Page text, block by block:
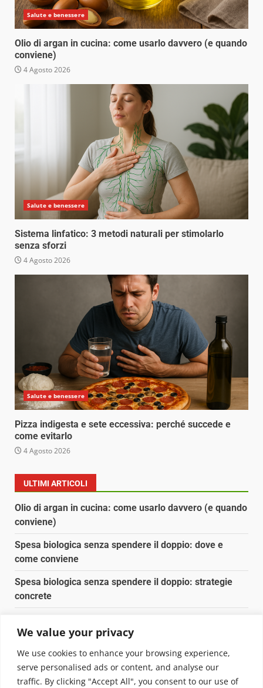
We value your privacy
We use cookies to enhance your browsing experience,
serve personalised ads or content, and analyse our
traffic. By clicking "Accept All", you consent to our use of
Salute e benessere
Olio di argan in cucina: come usarlo davvero (e quando
conviene)
4 Agosto 2026
Salute e benessere
Sistema linfatico: 3 metodi naturali per stimolarlo
senza sforzi
4 Agosto 2026
Salute e benessere
Pizza indigesta e sete eccessiva: perché succede e
come evitarlo
4 Agosto 2026
ULTIMI ARTICOLI
Olio di argan in cucina: come usarlo davvero (e quando
conviene)
Spesa biologica senza spendere il doppio: dove e
come conviene
Spesa biologica senza spendere il doppio: strategie
concrete
Pulizia naturale della casa: 3 ingredienti che
sostituiscono 10 prodotti chimici